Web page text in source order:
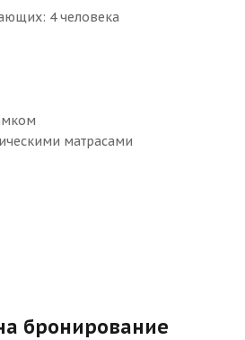
4 человека
матрасами
бронирование